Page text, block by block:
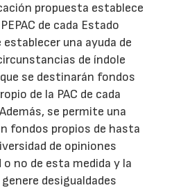
propuesta establece
de cada Estado
establecer una ayuda de
de índole
se destinarán fondos
de la PAC de cada
se permite una
fondos propios de hasta
de opiniones
o no de esta medida y la
desigualdades